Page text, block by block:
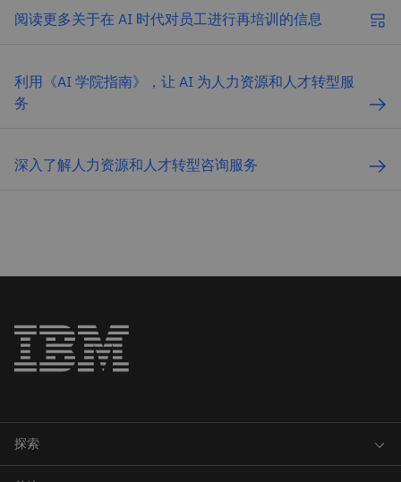
阅读更多关于在 AI 时代对员工进行再培训的信息
利用《AI 学院指南》，让 AI 为人力资源和人才转型服
务
深入了解人力资源和人才转型咨询服务